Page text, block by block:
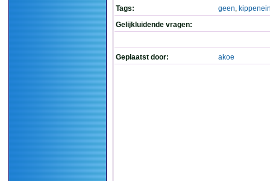
Tags:
geen,
Gelijkluidende vragen:
Geplaatst door: akoe